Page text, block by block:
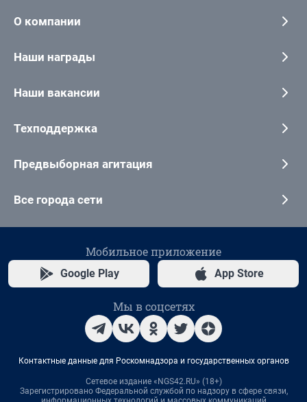
О компании
Наши награды
Наши вакансии
Техподдержка
Предвыборная агитация
Все города сети
Мобильное приложение
Google Play App Store
Мы в соцсетях
Контактные данные для Роскомнадзора и государственных органов
Сетевое издание «NGS42.RU» (18+)
Зарегистрировано Федеральной службой по надзору в сфере связи,